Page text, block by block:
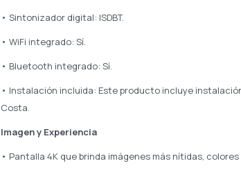
• Sintonizador digital: ISDBT.
• WiFi integrado: Sí.
• Bluetooth integrado: Sí.
• Instalación incluida: Este producto incluye
Costa.
Imagen y Experiencia
• Pantalla 4K que brinda imágenes más nítidas,